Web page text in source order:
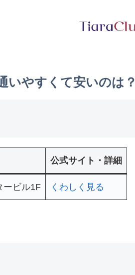
いやすくて安いのは？
公式サイト・詳細
ービル1F くわしく見る